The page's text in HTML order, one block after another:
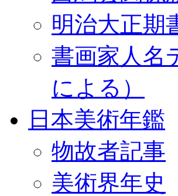
明治大正期
書画家人名
による）
日本美術年鑑
物故者記事
美術界年史